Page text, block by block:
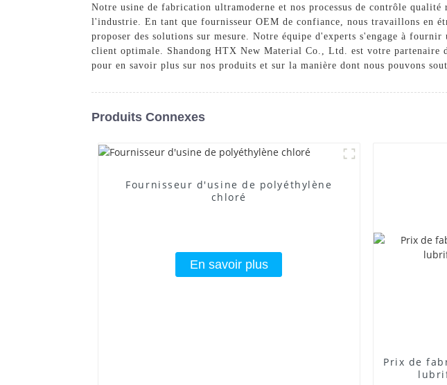
Notre usine de fabrication ultramoderne et nos processus de contrôle
l'industrie. En tant que fournisseur OEM de confiance, nous travaillons en
proposer des solutions sur mesure. Notre équipe d'experts s'engage à
client optimale. Shandong HTX New Material Co., Ltd. est votre partenaire
pour en savoir plus sur nos produits et sur la manière dont nous pouvons
Produits Connexes
Fournisseur d'usine de polyéthylène
chloré
En savoir plus
Prix ​​de